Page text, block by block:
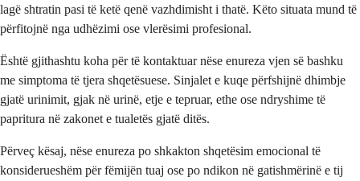
lagë shtratin pasi të ketë qenë vazhdimisht i thatë. Këto situata mund të
përfitojnë nga udhëzimi ose vlerësimi profesional.
Është gjithashtu koha për të kontaktuar nëse enureza vjen së bashku
me simptoma të tjera shqetësuese. Sinjalet e kuqe përfshijnë dhimbje
gjatë urinimit, gjak në urinë, etje e tepruar, ethe ose ndryshime të
papritura në zakonet e tualetës gjatë ditës.
Përveç kësaj, nëse enureza po shkakton shqetësim emocional të
konsiderueshëm për fëmijën tuaj ose po ndikon në gatishmërinë e tij